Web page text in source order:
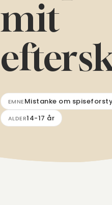
mit
EMNEMistanke om
ALDER14-17 år